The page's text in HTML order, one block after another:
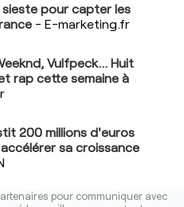
pour capter les
- E-marketing.fr
Vulfpeck… Huit
rap cette semaine à
200 millions d'euros
sa croissance
pour communiquer avec